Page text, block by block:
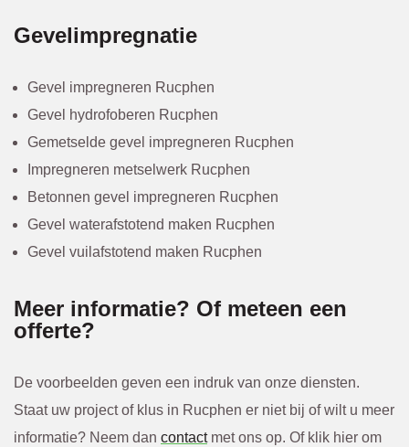
Gevelimpregnatie
Gevel impregneren Rucphen
Gevel hydrofoberen Rucphen
Gemetselde gevel impregneren Rucphen
Impregneren metselwerk Rucphen
Betonnen gevel impregneren Rucphen
Gevel waterafstotend maken Rucphen
Gevel vuilafstotend maken Rucphen
Meer informatie? Of meteen een
offerte?
De voorbeelden geven een indruk van onze diensten.
Staat uw project of klus in Rucphen er niet bij of wilt u meer
informatie? Neem dan contactmet ons op. Of klik hier om